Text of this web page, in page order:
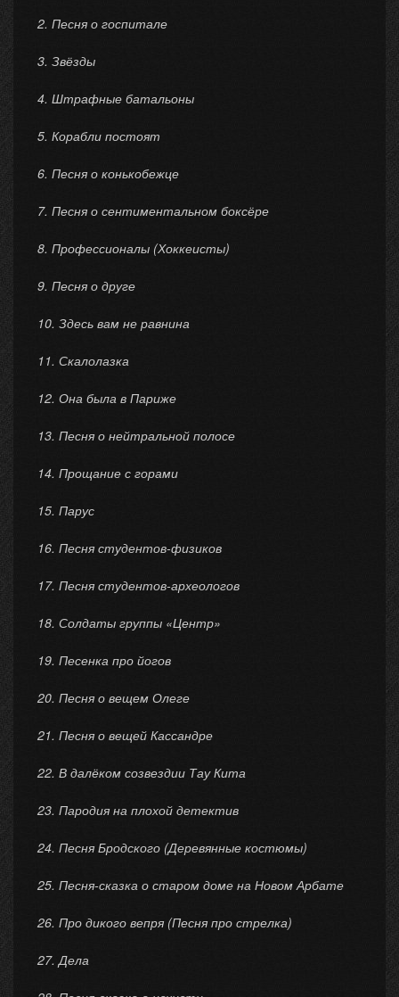
2. Песня о госпитале
3. Звёзды
4. Штрафные батальоны
5. Корабли постоят
6. Песня о конькобежце
7. Песня о сентиментальном боксёре
8. Профессионалы (Хоккеисты)
9. Песня о друге
10. Здесь вам не равнина
11. Скалолазка
12. Она была в Париже
13. Песня о нейтральной полосе
14. Прощание с горами
15. Парус
16. Песня студентов-физиков
17. Песня студентов-археологов
18. Солдаты группы «Центр»
19. Песенка про йогов
20. Песня о вещем Олеге
21. Песня о вещей Кассандре
22. В далёком созвездии Тау Кита
23. Пародия на плохой детектив
24. Песня Бродского (Деревянные костюмы)
25. Песня-сказка о старом доме на Новом Арбате
26. Про дикого вепря (Песня про стрелка)
27. Дела